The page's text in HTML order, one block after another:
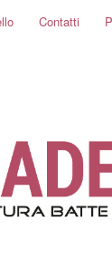
Contatti